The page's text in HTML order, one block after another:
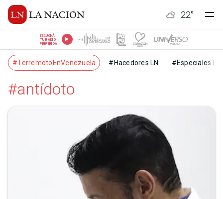
22°
ESCUCHÁ
TU RADIO
PREFERIDA
#TerremotoEnVenezuela #Hacedores LN #Especiales LN
#antídoto